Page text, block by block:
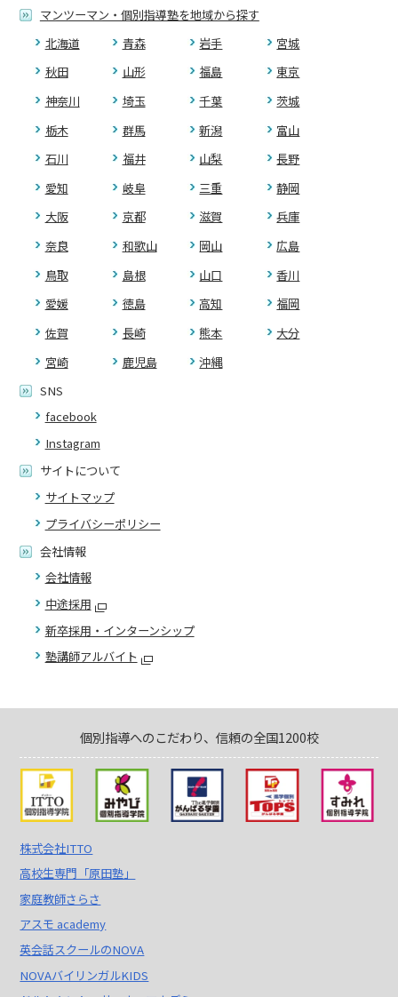
マンツーマン・個別指導塾を地域から探す
北海道
青森 岩手
宮城
秋田
山形 福島
東京
神奈川
埼玉 千葉
茨城
栃木
群馬 新潟
富山
石川
福井 山梨
長野
愛知
岐阜 三重
静岡
大阪
京都 滋賀
兵庫
奈良
和歌山 岡山
広島
鳥取
島根 山口
香川
愛媛
徳島 高知
福岡
佐賀
長崎 熊本
大分
宮崎
鹿児島
沖縄
SNS
facebook
Instagram
サイトについて
サイトマップ
プライバシーポリシー
会社情報
会社情報
中途採用
新卒採用・インターンシップ
塾講師アルバイト
個別指導へのこだわり、信頼の全国1200校
株式会社ITTO
高校生専門「原田塾」
家庭教師さらさ
アスモ academy
英会話スクールのNOVA
NOVAバイリンガルKIDS